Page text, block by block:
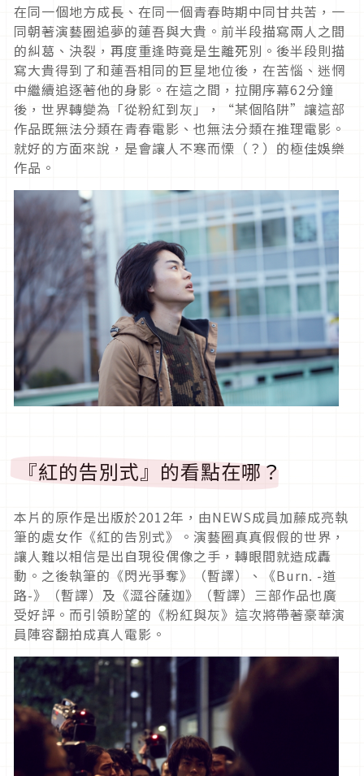
在同一個地方成長、在同一個青春時期中同甘共苦，一
同朝著演藝圈追夢的蓮吾與大貴。前半段描寫兩人之間
的糾葛、決裂，再度重逢時竟是生離死別。後半段則描
寫大貴得到了和蓮吾相同的巨星地位後，在苦惱、迷惘
中繼續追逐著他的身影。在這之間，拉開序幕62分鐘
後，世界轉變為「從粉紅到灰」，“某個陷阱”讓這部
作品既無法分類在青春電影、也無法分類在推理電影。
就好的方面來說，是會讓人不寒而慄（？）的極佳娛樂
作品。
『紅的告別式』的看點在哪？
本片的原作是出版於2012年，由NEWS成員加藤成亮執
筆的處女作《紅的告別式》。演藝圈真真假假的世界，
讓人難以相信是出自現役偶像之手，轉眼間就造成轟
動。之後執筆的《閃光爭奪》（暫譯）、《Burn. -道
路-》（暫譯）及《澀谷薩迦》（暫譯）三部作品也廣
受好評。而引領盼望的《粉紅與灰》這次將帶著豪華演
員陣容翻拍成真人電影。